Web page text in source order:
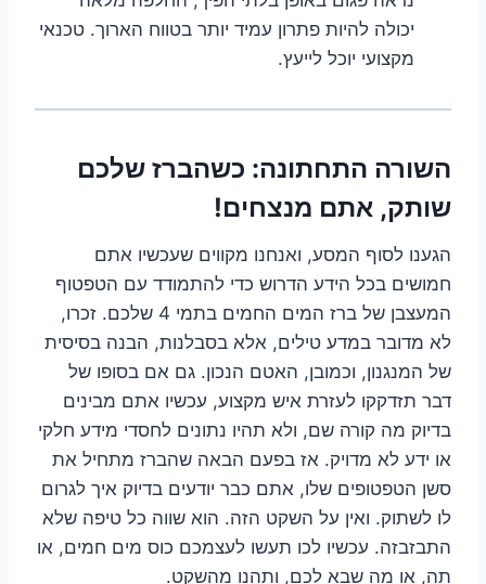
יכולה להיות פתרון עמיד יותר בטווח הארוך. טכנאי
מקצועי יוכל לייעץ.
השורה התחתונה: כשהברז שלכם
שותק, אתם מנצחים!
הגענו לסוף המסע, ואנחנו מקווים שעכשיו אתם
חמושים בכל הידע הדרוש כדי להתמודד עם הטפטוף
המעצבן של ברז המים החמים בתמי 4 שלכם. זכרו,
לא מדובר במדע טילים, אלא בסבלנות, הבנה בסיסית
של המנגנון, וכמובן, האטם הנכון. גם אם בסופו של
דבר תזדקקו לעזרת איש מקצוע, עכשיו אתם מבינים
בדיוק מה קורה שם, ולא תהיו נתונים לחסדי מידע חלקי
או ידע לא מדויק. אז בפעם הבאה שהברז מתחיל את
סשן הטפטופים שלו, אתם כבר יודעים בדיוק איך לגרום
לו לשתוק. ואין על השקט הזה. הוא שווה כל טיפה שלא
התבזבזה. עכשיו לכו תעשו לעצמכם כוס מים חמים, או
תה, או מה שבא לכם, ותהנו מהשקט.